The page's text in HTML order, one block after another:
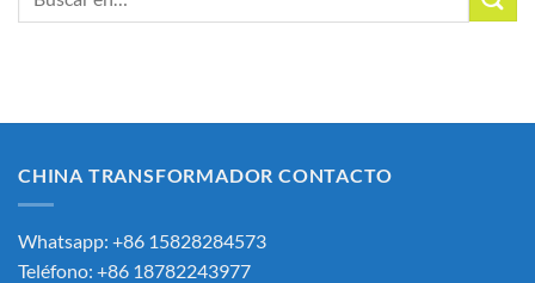
CHINA TRANSFORMADOR CONTACTO
Whatsapp: +86 15828284573
Teléfono: +86 18782243977